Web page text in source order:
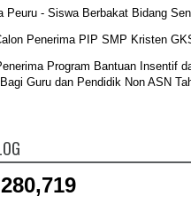
Peuru - Siswa Berbakat Bidang
Penerima PIP SMP Kristen
Program Bantuan Insentif
Guru dan Pendidik Non ASN
280,719